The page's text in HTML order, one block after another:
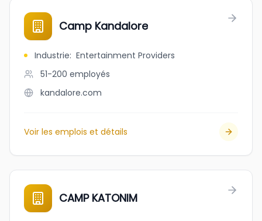
Camp Kandalore
Industrie: Entertainment Providers
51-200 employés
kandalore.com
Voir les emplois et détails
CAMP KATONIM